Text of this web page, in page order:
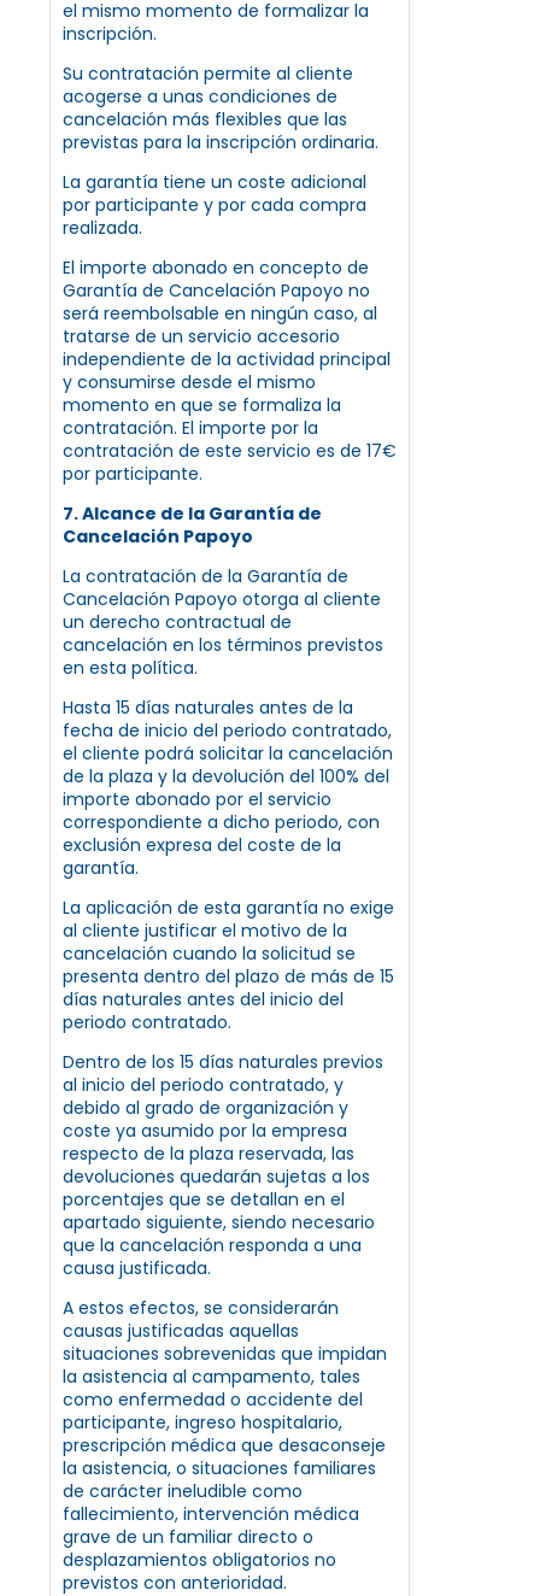
el mismo momento de formalizar la
inscripción.
Su contratación permite al cliente
acogerse a unas condiciones de
cancelación más flexibles que las
previstas para la inscripción ordinaria.
La garantía tiene un coste adicional
por participante y por cada compra
realizada.
El importe abonado en concepto de
Garantía de Cancelación Papoyo no
será reembolsable en ningún caso, al
tratarse de un servicio accesorio
independiente de la actividad principal
y consumirse desde el mismo
momento en que se formaliza la
contratación. El importe por la
contratación de este servicio es de 17€
por participante.
7. Alcance de la Garantía de
Cancelación Papoyo
La contratación de la Garantía de
Cancelación Papoyo otorga al cliente
un derecho contractual de
cancelación en los términos previstos
en esta política.
Hasta 15 días naturales antes de la
fecha de inicio del periodo contratado,
el cliente podrá solicitar la cancelación
de la plaza y la devolución del 100% del
importe abonado por el servicio
correspondiente a dicho periodo, con
exclusión expresa del coste de la
garantía.
La aplicación de esta garantía no exige
al cliente justificar el motivo de la
cancelación cuando la solicitud se
presenta dentro del plazo de más de 15
días naturales antes del inicio del
periodo contratado.
Dentro de los 15 días naturales previos
al inicio del periodo contratado, y
debido al grado de organización y
coste ya asumido por la empresa
respecto de la plaza reservada, las
devoluciones quedarán sujetas a los
porcentajes que se detallan en el
apartado siguiente, siendo necesario
que la cancelación responda a una
causa justificada.
A estos efectos, se considerarán
causas justificadas aquellas
situaciones sobrevenidas que impidan
la asistencia al campamento, tales
como enfermedad o accidente del
participante, ingreso hospitalario,
prescripción médica que desaconseje
la asistencia, o situaciones familiares
de carácter ineludible como
fallecimiento, intervención médica
grave de un familiar directo o
desplazamientos obligatorios no
previstos con anterioridad.